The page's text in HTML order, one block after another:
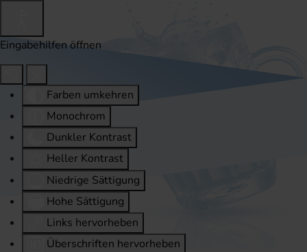
Eingabehilfen öffnen
Farben umkehren
Monochrom
Dunkler Kontrast
Heller Kontrast
Niedrige Sättigung
Hohe Sättigung
Links hervorheben
Überschriften hervorheben